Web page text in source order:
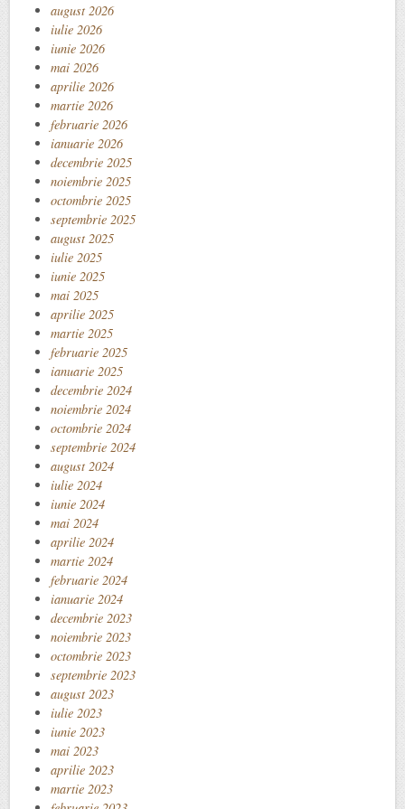
august 2026
iulie 2026
iunie 2026
mai 2026
aprilie 2026
martie 2026
februarie 2026
ianuarie 2026
decembrie 2025
noiembrie 2025
octombrie 2025
septembrie 2025
august 2025
iulie 2025
iunie 2025
mai 2025
aprilie 2025
martie 2025
februarie 2025
ianuarie 2025
decembrie 2024
noiembrie 2024
octombrie 2024
septembrie 2024
august 2024
iulie 2024
iunie 2024
mai 2024
aprilie 2024
martie 2024
februarie 2024
ianuarie 2024
decembrie 2023
noiembrie 2023
octombrie 2023
septembrie 2023
august 2023
iulie 2023
iunie 2023
mai 2023
aprilie 2023
martie 2023